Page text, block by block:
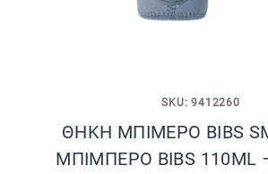
SKU: 9412260
ΘΗΚΗ ΜΠΙΜΕΡΟ BIBS
ΜΠΙΜΠΕΡΟ BIBS 110ML